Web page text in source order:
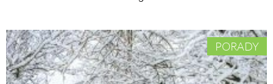
PORADY